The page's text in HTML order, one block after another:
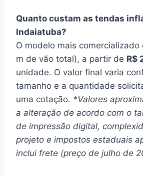
Quanto custam as tendas
Indaiatuba?
O modelo mais comercializado
m de vão total), a partir de R$
unidade. O valor final varia
tamanho e a quantidade
uma cotação. *Valores
a alteração de acordo com o
de impressão digital,
projeto e impostos estaduais
inclui frete (preço de julho de